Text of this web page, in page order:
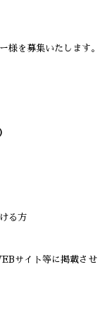
様を募集いたします。
る方
サイト等に掲載させ